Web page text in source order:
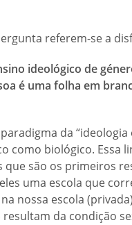
referem-se a
ideológico de
é uma folha em
da
biológico. Essa
são os primeiros
uma escola que
nossa escola
da condição